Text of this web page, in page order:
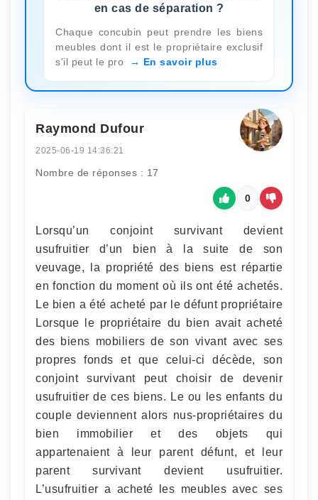
en cas de séparation ?
Chaque concubin peut prendre les biens
meubles dont il est le propriétaire exclusif
s’il peut le pro
En savoir plus
Raymond Dufour
2025-06-19 14:36:21
Nombre de réponses : 17
0
Lorsqu’un conjoint survivant devient
usufruitier d’un bien à la suite de son
veuvage, la propriété des biens est répartie
en fonction du moment où ils ont été achetés.
Le bien a été acheté par le défunt propriétaire
Lorsque le propriétaire du bien avait acheté
des biens mobiliers de son vivant avec ses
propres fonds et que celui-ci décède, son
conjoint survivant peut choisir de devenir
usufruitier de ces biens. Le ou les enfants du
couple deviennent alors nus-propriétaires du
bien immobilier et des objets qui
appartenaient à leur parent défunt, et leur
parent survivant devient usufruitier.
L’usufruitier a acheté les meubles avec ses